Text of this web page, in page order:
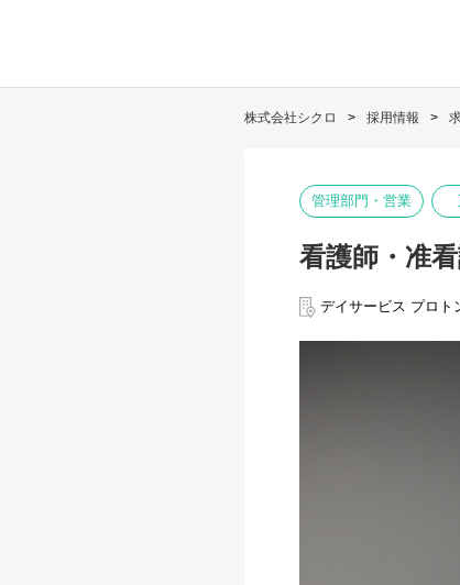
株式会社シクロ 採用情報
管理部門・営業
看護師・准
デイサービス プロト